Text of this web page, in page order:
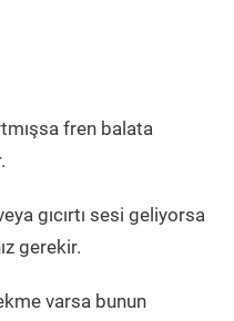
fren balata
gıcırtı sesi geliyorsa
gerekir.
varsa bunun